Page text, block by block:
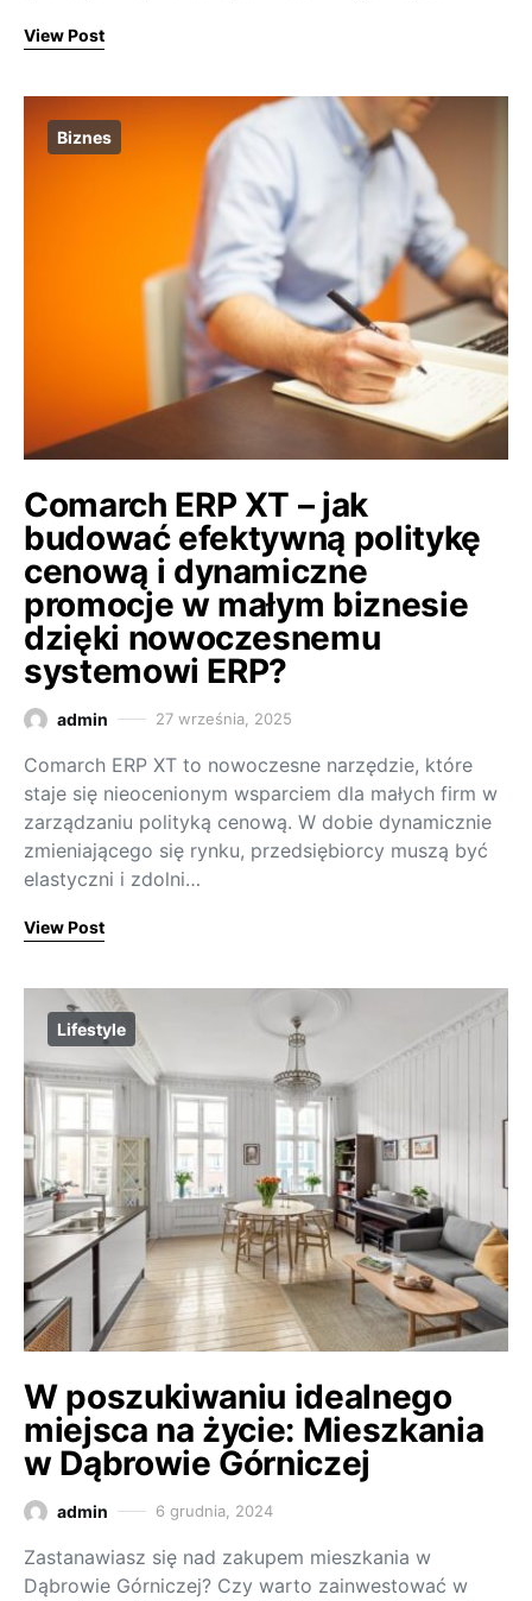
View Post
Biznes
Comarch ERP XT – jak
budować efektywną politykę
cenową i dynamiczne
promocje w małym biznesie
dzięki nowoczesnemu
systemowi ERP?
admin 27 września, 2025
Comarch ERP XT to nowoczesne narzędzie, które
staje się nieocenionym wsparciem dla małych firm w
zarządzaniu polityką cenową. W dobie dynamicznie
zmieniającego się rynku, przedsiębiorcy muszą być
elastyczni i zdolni…
View Post
Lifestyle
W poszukiwaniu idealnego
miejsca na życie: Mieszkania
w Dąbrowie Górniczej
admin 6 grudnia, 2024
Zastanawiasz się nad zakupem mieszkania w
Dąbrowie Górniczej? Czy warto zainwestować w